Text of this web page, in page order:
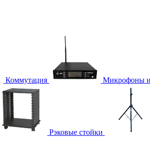
Коммутация Микрофоны и
Рэковые стойки